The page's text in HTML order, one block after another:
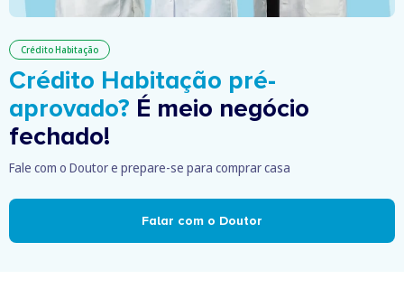
Crédito Habitação
Crédito Habitação pré-
aprovado? É meio negócio
fechado!
Fale com o Doutor e prepare-se para comprar casa
Falar com o Doutor